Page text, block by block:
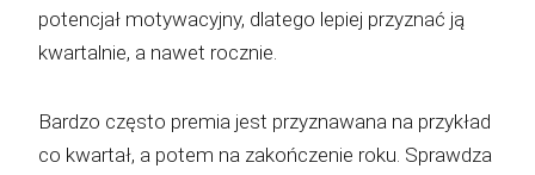
potencjał motywacyjny, dlatego lepiej przyznać ją
kwartalnie, a nawet rocznie.
Bardzo często premia jest przyznawana na przykład
co kwartał, a potem na zakończenie roku. Sprawdza